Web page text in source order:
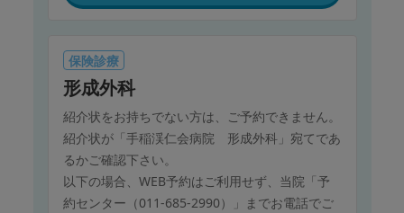
保険診療
形成外科
紹介状をお持ちでない方は、ご予約できません。
紹介状が「手稲渓仁会病院 形成外科」宛てであ
るかご確認下さい。
以下の場合、WEB予約はご利用せず、当院「予
約センター（011-685-2990）」までお電話でご